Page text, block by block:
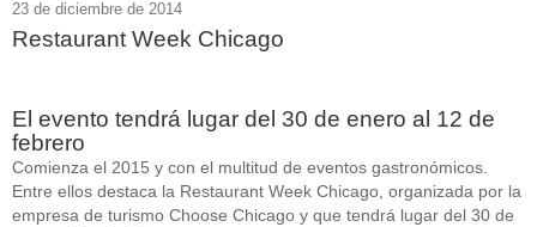
23 de diciembre de 2014
Restaurant Week Chicago
El evento tendrá lugar del 30 de enero al 12 de
febrero
Comienza el 2015 y con el multitud de eventos gastronómicos.
Entre ellos destaca la Restaurant Week Chicago, organizada por la
empresa de turismo Choose Chicago y que tendrá lugar del 30 de